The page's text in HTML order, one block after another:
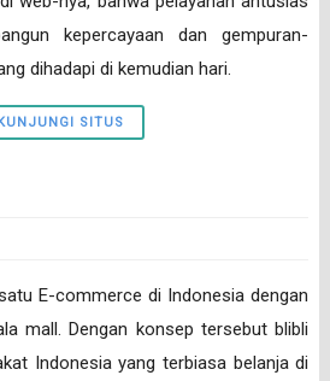
kepercayaan dan gempuran-
dihadapi di kemudian hari.
KUNJUNGI SITUS
E-commerce di Indonesia dengan
mall. Dengan konsep tersebut blibli
Indonesia yang terbiasa belanja di